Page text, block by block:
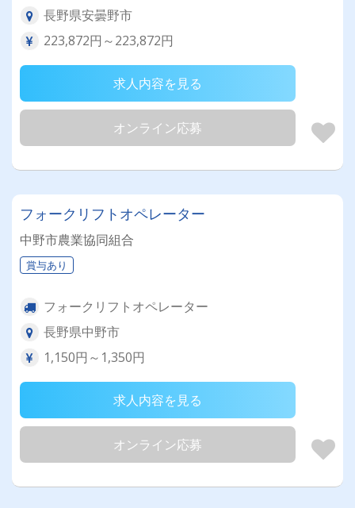
長野県安曇野市
223,872円～223,872円
求人内容を見る
オンライン応募
フォークリフトオペレーター
中野市農業協同組合
賞与あり
フォークリフトオペレーター
長野県中野市
1,150円～1,350円
求人内容を見る
オンライン応募